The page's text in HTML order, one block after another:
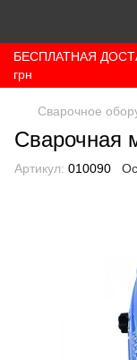
БЕСПЛАТНАЯ
грн
Сварочное
Сварочная
Артикул: 010090